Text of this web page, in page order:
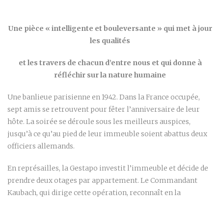
Une pièce « intelligente et bouleversante » qui met à jour
les qualités
et les travers de chacun d’entre nous et qui donne à
réfléchir sur la nature humaine
Une banlieue parisienne en 1942. Dans la France occupée,
sept amis se retrouvent pour fêter l’anniversaire de leur
hôte. La soirée se déroule sous les meilleurs auspices,
jusqu’à ce qu’au pied de leur immeuble soient abattus deux
officiers allemands.
En représailles, la Gestapo investit l’immeuble et décide de
prendre deux otages par appartement. Le Commandant
Kaubach, qui dirige cette opération, reconnaît en la